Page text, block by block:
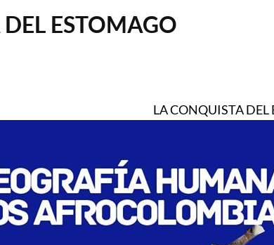
ESTOMAGO
LA CONQUISTA DEL